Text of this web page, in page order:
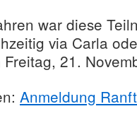
war diese
via Carla
21.
Anmeldung